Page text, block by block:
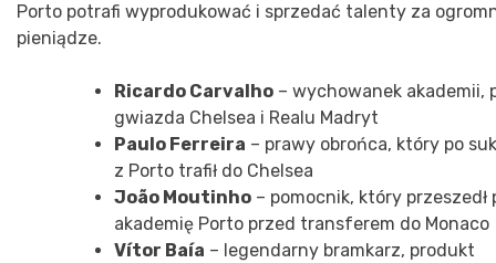
Porto potrafi wyprodukować i sprzedać talenty za
pieniądze.
Ricardo Carvalho – wychowanek akademii,
gwiazda Chelsea i Realu Madryt
Paulo Ferreira – prawy obrońca, który po
z Porto trafił do Chelsea
João Moutinho – pomocnik, który przeszedł
akademię Porto przed transferem do Monaco
Vítor Baía – legendarny bramkarz, produkt